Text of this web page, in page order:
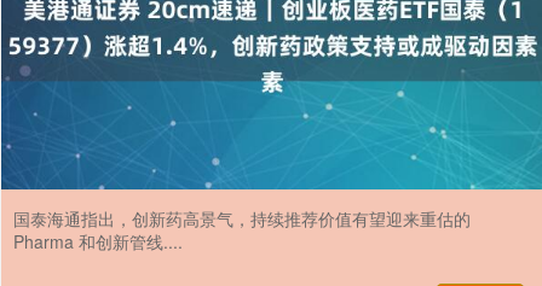
国泰海通指出，创新药高景气，持续推荐价值有望迎来重估的
Pharma 和创新管线....